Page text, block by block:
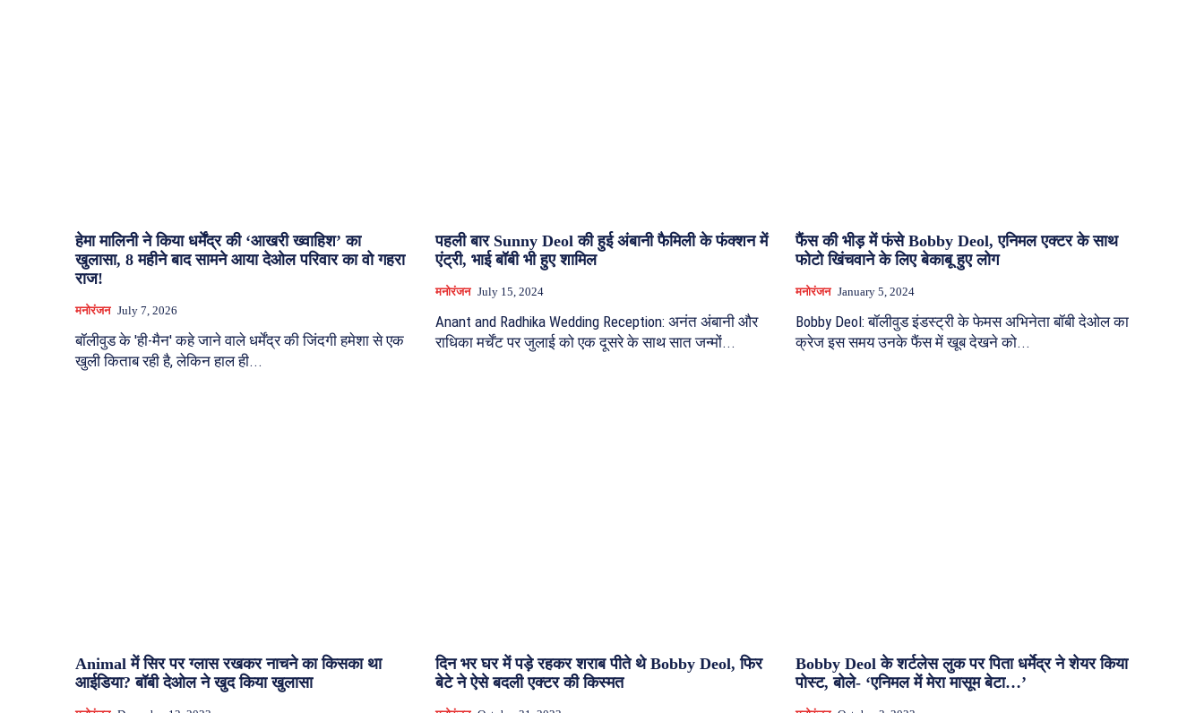
हेमा मालिनी ने किया धर्मेंद्र की ‘आखरी ख्वाहिश’ का
खुलासा, 8 महीने बाद सामने आया देओल परिवार का वो गहरा
राज!
मनोरंजन July 7, 2026
बॉलीवुड के 'ही-मैन' कहे जाने वाले धर्मेंद्र की जिंदगी हमेशा से एक
खुली किताब रही है, लेकिन हाल ही...
पहली बार Sunny Deol की हुई अंबानी फैमिली के फंक्शन में
एंट्री, भाई बॉबी भी हुए शामिल
मनोरंजन July 15, 2024
Anant and Radhika Wedding Reception: अनंत अंबानी और
राधिका मर्चेंट पर जुलाई को एक दूसरे के साथ सात जन्मों...
फैंस की भीड़ में फंसे Bobby Deol, एनिमल एक्टर के साथ
फोटो खिंचवाने के लिए बेकाबू हुए लोग
मनोरंजन January 5, 2024
Bobby Deol: बॉलीवुड इंडस्ट्री के फेमस अभिनेता बॉबी देओल का
क्रेज इस समय उनके फैंस में खूब देखने को...
Animal में सिर पर ग्लास रखकर नाचने का किसका था
आईडिया? बॉबी देओल ने खुद किया खुलासा
दिन भर घर में पड़े रहकर शराब पीते थे Bobby Deol, फिर
बेटे ने ऐसे बदली एक्टर की किस्मत
Bobby Deol के शर्टलेस लुक पर पिता धर्मेद्र ने शेयर किया
पोस्ट, बोले- ‘एनिमल में मेरा मासूम बेटा…’